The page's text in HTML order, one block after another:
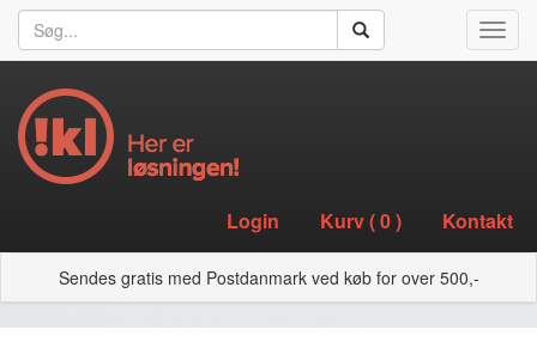
Login Kurv (0) Kontakt
Sendes gratis med Postdanmark ved køb for over 500,-